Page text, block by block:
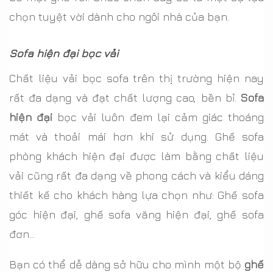
chọn tuyệt vời dành cho ngôi nhà của bạn.
Sofa hiện đại bọc vải
Chất liệu vải bọc sofa trên thị trường hiện nay
rất đa dạng và đạt chất lượng cao, bền bỉ. Sofa
hiện đại bọc vải luôn đem lại cảm giác thoáng
mát và thoải mái hơn khi sử dụng. Ghế sofa
phòng khách hiện đại được làm bằng chất liệu
vải cũng rất đa dạng về phong cách và kiểu dáng
thiết kế cho khách hàng lựa chọn như: Ghế sofa
góc hiện đại, ghế sofa văng hiện đại, ghế sofa
đơn…
Bạn có thể dễ dàng sở hữu cho mình một bộ ghế